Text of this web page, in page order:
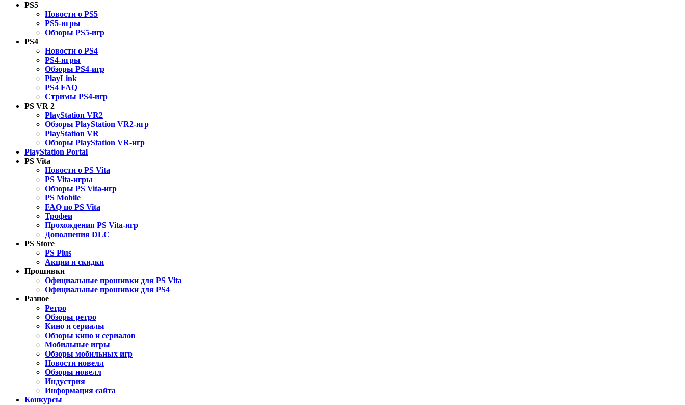
PS5
Новости о PS5
PS5-игры
Обзоры PS5-игр
PS4
Новости о PS4
PS4-игры
Обзоры PS4-игр
PlayLink
PS4 FAQ
Стримы PS4-игр
PS VR 2
PlayStation VR2
Обзоры PlayStation VR2-игр
PlayStation VR
Обзоры PlayStation VR-игр
PlayStation Portal
PS Vita
Новости о PS Vita
PS Vita-игры
Обзоры PS Vita-игр
PS Mobile
FAQ по PS Vita
Трофеи
Прохождения PS Vita-игр
Дополнения DLC
PS Store
PS Plus
Акции и скидки
Прошивки
Официальные прошивки для PS Vita
Официальные прошивки для PS4
Разное
Ретро
Обзоры ретро
Кино и сериалы
Обзоры кино и сериалов
Мобильные игры
Обзоры мобильных игр
Новости новелл
Обзоры новелл
Индустрия
Информация сайта
Конкурсы